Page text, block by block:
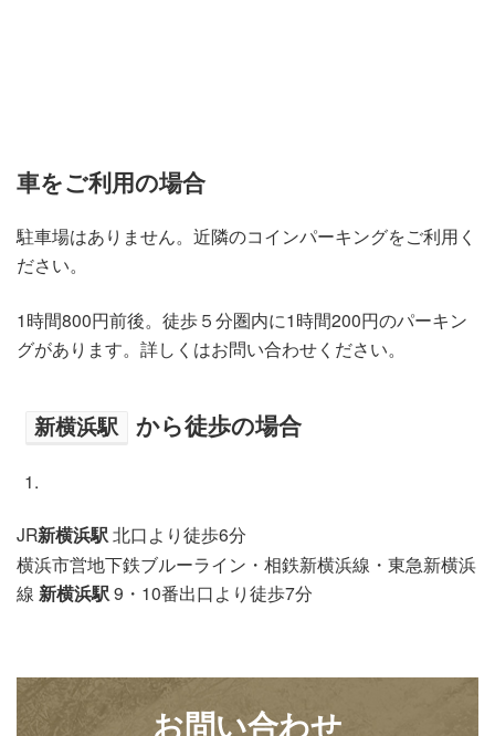
車をご利用の場合
駐車場はありません。近隣のコインパーキングをご利用く
ださい。
1時間800円前後。徒歩５分圏内に1時間200円のパーキン
グがあります。詳しくはお問い合わせください。
新横浜駅 から徒歩の場合
JR新横浜駅北口より徒歩6分
横浜市営地下鉄ブルーライン・相鉄新横浜線・東急新横浜
線 新横浜駅9・10番出口より徒歩7分
お問い合わせ